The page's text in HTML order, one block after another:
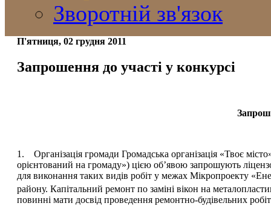
Зворотній зв'язок
П'ятниця, 02 грудня 2011
Запрошення до участі у конкурсі
1. Організація громади Громадська організація «Твоє
орієнтований на громаду») цією об’явою запрошують
для виконання таких видів робіт у межах Мікропроекту
району. Капітальний ремонт по заміні вікон на
повинні мати досвід проведення ремонтно-будівельних